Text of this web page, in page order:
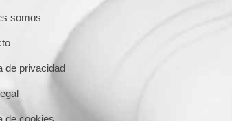
somos
de privacidad
de cookies